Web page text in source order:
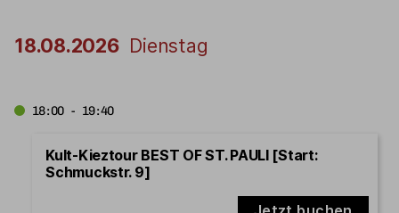
18.08.2026 Dienstag
18:00 - 19:40
Kult-Kieztour BEST OF ST. PAULI [Start:
Schmuckstr. 9]